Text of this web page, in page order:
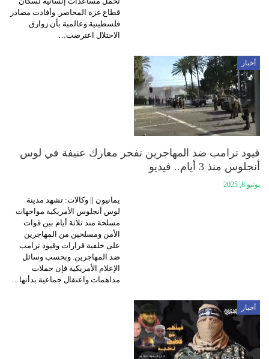
قطاع غزة المحاصر. وأفادت مصادر
فلسطينية وعالمية بأن زوارق
الاحتلال اعترضت…
أخبار
قيود ترامب ضد المهاجرين تفجر معارك عنيفة في لوس
أنجلوس منذ 3 أيام.. فيديو
يونيو 8, 2025
يمانيون || وكالات: تشهد مدينة
لوس أنجلوس الأمريكية مواجهات
مسلحة منذ ثلاثة أيام بين قوات
الأمن ومسلحين من المهاجرين
على خلفية قرارات وقيود ترامب
ضد المهاجرين. وبحسب وسائل
الإعلام الأمريكية فإن حملات
مداهمات واعتقال جماعية بدأتها…
أخبار